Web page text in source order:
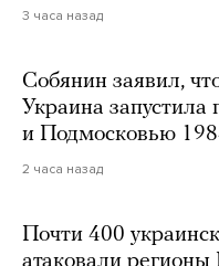
3 часа назад
Собянин заявил,
Украина запустила
и Подмосковью
2 часа назад
Почти 400
атаковали